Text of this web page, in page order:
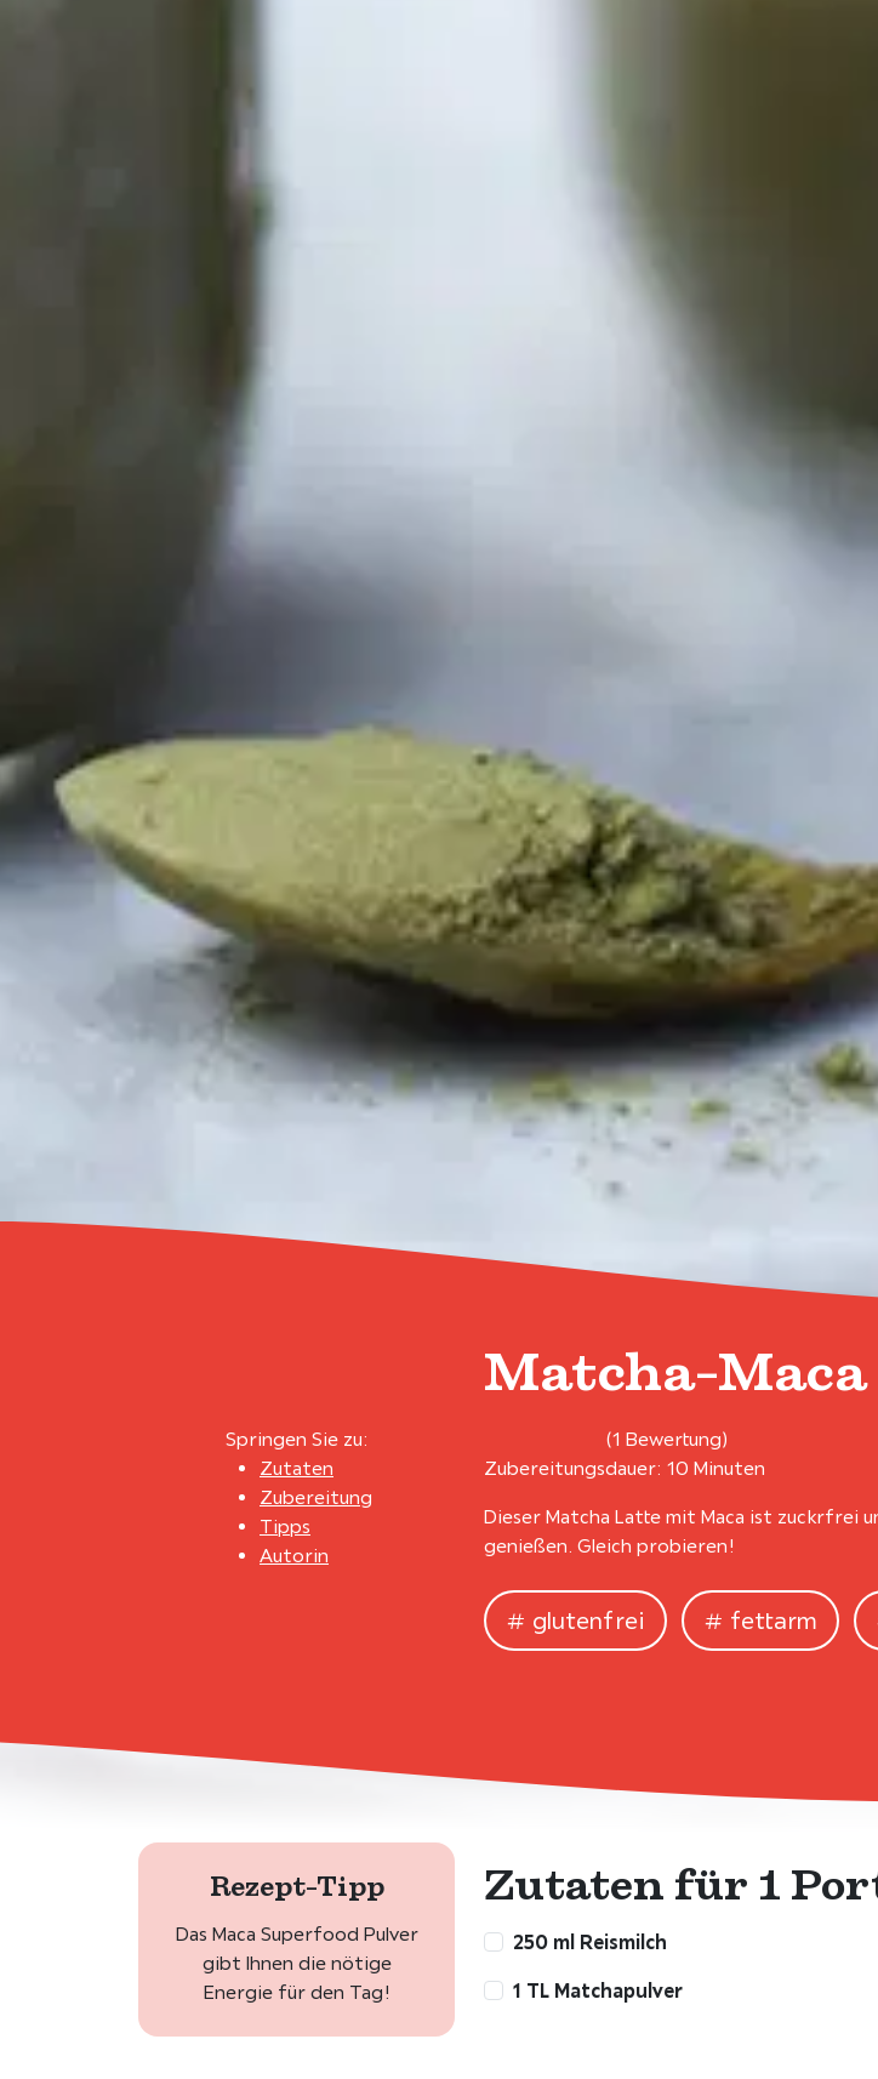
Matcha-
Springen Sie zu:
Zutaten
Zubereitung
Tipps
Autorin
(1 Bewertung)
Zubereitungsdauer: 10 Minuten
Dieser Matcha Latte mit Maca ist zuckrfrei
genießen. Gleich probieren!
glutenfrei fettarm
Zutaten für 1
250 ml Reismilch
1 TL Matchapulver
Rezept-Tipp
Das Maca Superfood Pulver
gibt Ihnen die nötige
Energie für den Tag!